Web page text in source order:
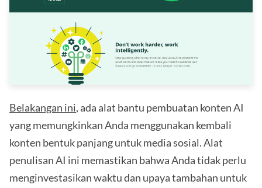
Belakangan ini, ada alat bantu pembuatan konten AI
yang memungkinkan Anda menggunakan kembali
konten bentuk panjang untuk media sosial. Alat
penulisan AI ini memastikan bahwa Anda tidak perlu
menginvestasikan waktu dan upaya tambahan untuk